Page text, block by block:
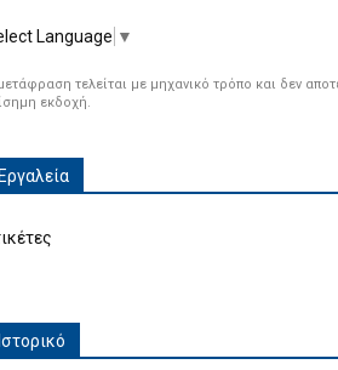
Language ▼
τελείται με μηχανικό τρόπο και δεν
εκδοχή.
Εργαλεία
Ιστορικό